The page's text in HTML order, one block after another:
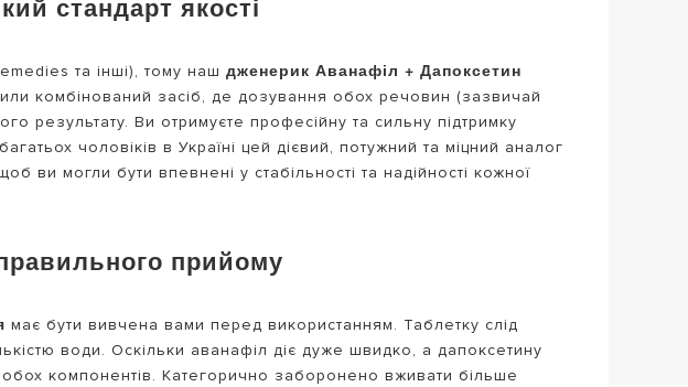
та інші), тому наш дженерик Аванафіл + Дапоксетин
комбінований засіб, де дозування обох речовин (зазвичай
результату. Ви отримуєте професійну та сильну підтримку
чоловіків в Україні цей дієвий, потужний та міцний аналог
ви могли бути впевнені у стабільності та надійності кожної
прийому
має бути вивчена вами перед використанням. Таблетку слід
води. Оскільки аванафіл діє дуже швидко, а дапоксетину
компонентів. Категорично заборонено вживати більше